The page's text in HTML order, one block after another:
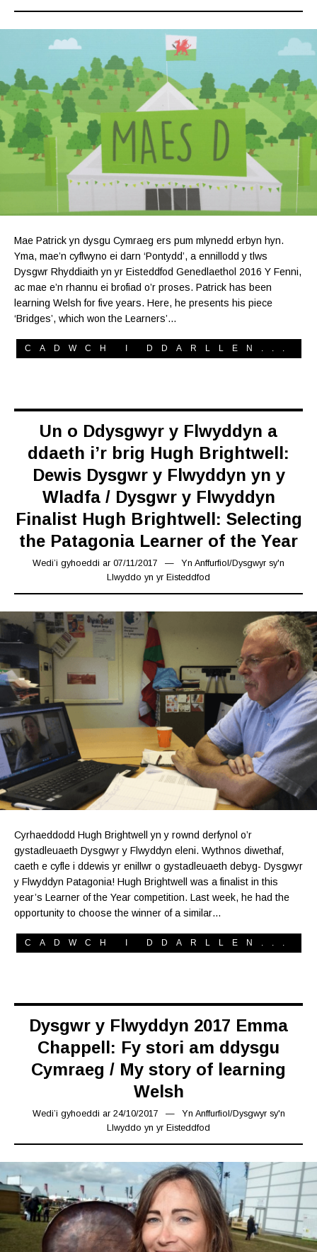
Mae Patrick yn dysgu Cymraeg ers pum mlynedd erbyn hyn.
Yma, mae’n cyflwyno ei darn ‘Pontydd’, a ennillodd y tlws
Dysgwr Rhyddiaith yn yr Eisteddfod Genedlaethol 2016 Y Fenni,
ac mae e’n rhannu ei brofiad o’r proses. Patrick has been
learning Welsh for five years. Here, he presents his piece
‘Bridges’, which won the Learners’…
CADWCH I DDARLLEN...
Un o Ddysgwyr y Flwyddyn a
ddaeth i’r brig Hugh Brightwell:
Dewis Dysgwr y Flwyddyn yn y
Wladfa / Dysgwr y Flwyddyn
Finalist Hugh Brightwell: Selecting
the Patagonia Learner of the Year
Wedi’i gyhoeddi ar 07/11/2017 16/03/2019
Yn Anffurfiol/Dysgwyr sy'n
Llwyddo yn yr Eisteddfod
Cyrhaeddodd Hugh Brightwell yn y rownd derfynol o’r
gystadleuaeth Dysgwyr y Flwyddyn eleni. Wythnos diwethaf,
caeth e cyfle i ddewis yr enillwr o gystadleuaeth debyg- Dysgwyr
y Flwyddyn Patagonia! Hugh Brightwell was a finalist in this
year’s Learner of the Year competition. Last week, he had the
opportunity to choose the winner of a similar…
CADWCH I DDARLLEN...
Dysgwr y Flwyddyn 2017 Emma
Chappell: Fy stori am ddysgu
Cymraeg / My story of learning
Welsh
Wedi’i gyhoeddi ar 24/10/2017 16/03/2019
Yn Anffurfiol/Dysgwyr sy'n
Llwyddo yn yr Eisteddfod